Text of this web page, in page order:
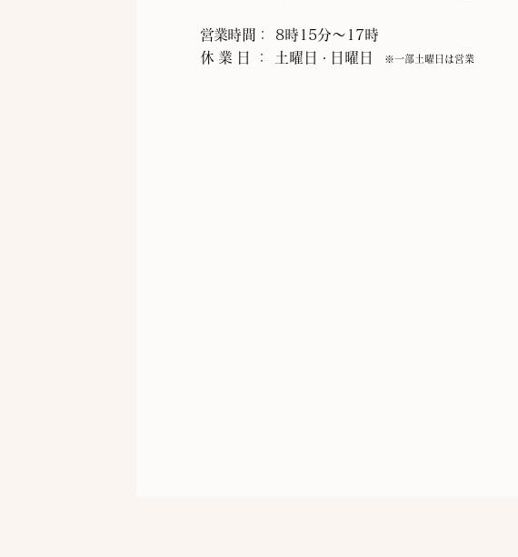
営業時間： 8時15分～17時
休業日
： 土曜日 ・ 日曜日 ※一部土曜日は営業